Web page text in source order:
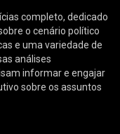
completo, dedicado
o cenário político
e uma variedade de
análises
informar e engajar
sobre os assuntos